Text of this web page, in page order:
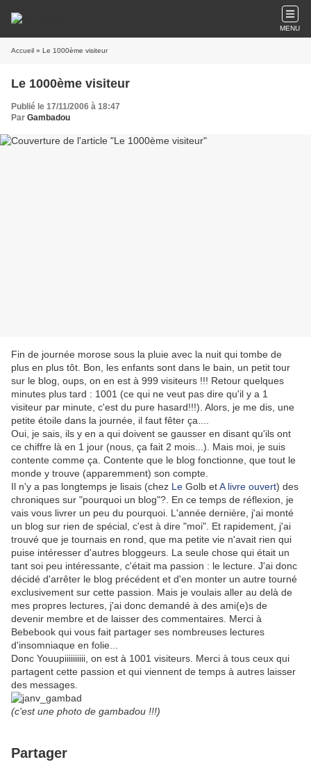
MENU
Accueil » Le 1000ème visiteur
Le 1000ème visiteur
Publié le 17/11/2006 à 18:47
Par Gambadou
Fin de journée morose sous la pluie avec la nuit qui tombe de
plus en plus tôt. Bon, les enfants sont dans le bain, un petit tour
sur le blog, oups, on en est à 999 visiteurs !!! Retour quelques
minutes plus tard : 1001 (ce qui ne veut pas dire qu'il y a 1
visiteur par minute, c'est du pure hasard!!!). Alors, je me dis, une
petite étoile dans la journée, il faut fêter ça....
Oui, je sais, ils y en a qui doivent se gausser en disant qu'ils ont
ce chiffre là en 1 jour (nous, ça fait 2 mois...). Mais moi, je suis
contente comme ça. Contente que le blog fonctionne, que tout le
monde y trouve (apparemment) son compte.
Il n'y a pas longtemps je lisais (chez Le Golb etA livre ouvert) des
chroniques sur "pourquoi un blog"?. En ce temps de réflexion, je
vais vous livrer un peu du pourquoi. L'année dernière, j'ai monté
un blog sur rien de spécial, c'est à dire "moi". Et rapidement, j'ai
trouvé que je tournais en rond, que ma petite vie n'avait rien qui
puise intéresser d'autres bloggeurs. La seule chose qui était un
tant soi peu intéressante, c'était ma passion : le lecture. J'ai donc
décidé d'arrêter le blog précédent et d'en monter un autre tourné
exclusivement sur cette passion. Mais je voulais aller au delà de
mes propres lectures, j'ai donc demandé à des ami(e)s de
devenir membre et de laisser des commentaires. Merci à
Bebebook qui vous fait partager ses nombreuses lectures
d'insomniaque en folie...
Donc Youupiiiiiiiiii, on est à 1001 visiteurs. Merci à tous ceux qui
partagent cette passion et qui viennent de temps à autres laisser
des messages.
(c'est une photo de gambadou !!!)
Partager